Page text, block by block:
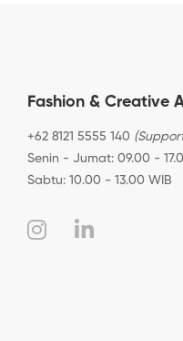
Fashion & Creative
+62 8121 5555 140
Senin - Jumat: 09.00 -
Sabtu: 10.00 - 13.00 WIB